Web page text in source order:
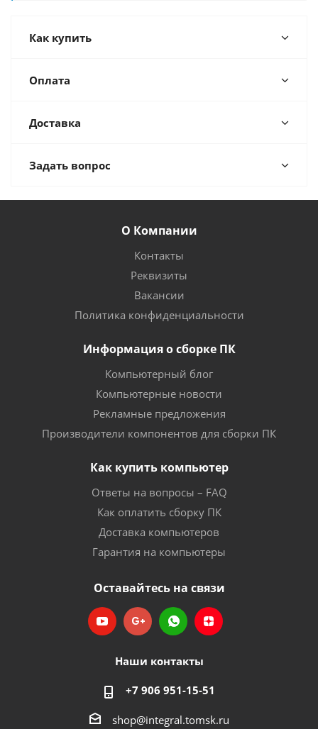
Как купить
Оплата
Доставка
Задать вопрос
О Компании
Контакты
Реквизиты
Вакансии
Политика конфиденциальности
Информация о сборке ПК
Компьютерный блог
Компьютерные новости
Рекламные предложения
Производители компонентов для сборки ПК
Как купить компьютер
Ответы на вопросы – FAQ
Как оплатить сборку ПК
Доставка компьютеров
Гарантия на компьютеры
Оставайтесь на связи
Наши контакты
+7 906 951-15-51
shop@integral.tomsk.ru